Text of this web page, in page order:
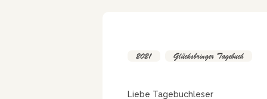
2021 Glücksbringer Tagebuch
Liebe Tagebuchleser